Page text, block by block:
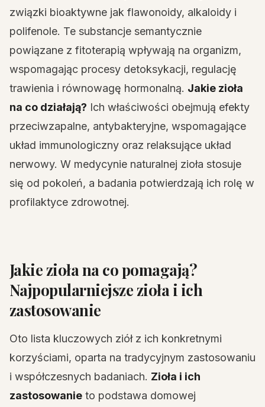
związki bioaktywne jak flawonoidy, alkaloidy i
polifenole. Te substancje semantycznie
powiązane z fitoterapią wpływają na organizm,
wspomagając procesy detoksykacji, regulację
trawienia i równowagę hormonalną. Jakie zioła
na co działają? Ich właściwości obejmują efekty
przeciwzapalne, antybakteryjne, wspomagające
układ immunologiczny oraz relaksujące układ
nerwowy. W medycynie naturalnej zioła stosuje
się od pokoleń, a badania potwierdzają ich rolę w
profilaktyce zdrowotnej.
Jakie zioła na co pomagają?
Najpopularniejsze zioła i ich
zastosowanie
Oto lista kluczowych ziół z ich konkretnymi
korzyściami, oparta na tradycyjnym zastosowaniu
i współczesnych badaniach. Zioła i ich
zastosowanie to podstawa domowej